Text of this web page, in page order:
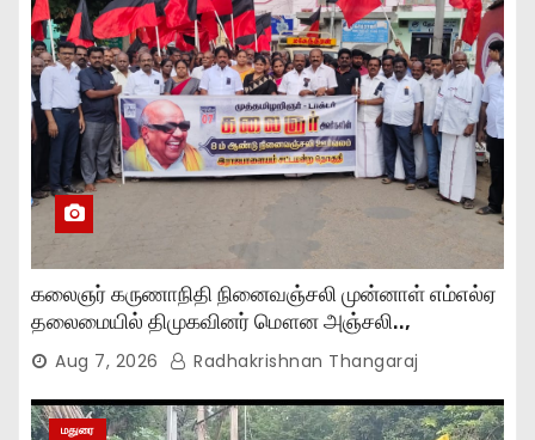
கலைஞர் கருணாநிதி நினைவஞ்சலி முன்னாள் எம்எல்ஏ
தலைமையில் திமுகவினர் மௌன அஞ்சலி..,
Aug 7, 2026 Radhakrishnan Thangaraj
மதுரை